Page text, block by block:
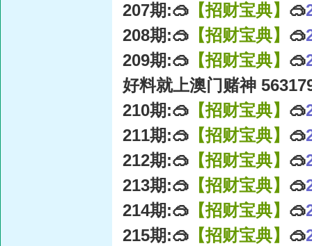
207期:🥽 【招财宝典】 🥽
208期:🥽 【招财宝典】 🥽
209期:🥽 【招财宝典】 🥽
好料就上澳门赌神
210期:🥽 【招财宝典】 🥽
211期:🥽 【招财宝典】 🥽
212期:🥽 【招财宝典】 🥽
213期:🥽 【招财宝典】 🥽
214期:🥽 【招财宝典】 🥽
215期:🥽 【招财宝典】 🥽